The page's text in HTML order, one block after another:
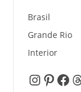
Brasil
Grande Rio
Interior